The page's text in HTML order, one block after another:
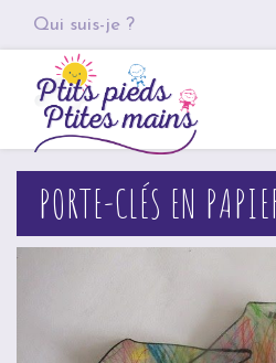
Qui suis-je ?
PORTE-CLÉS EN